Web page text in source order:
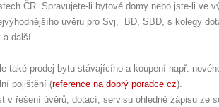
ČR. Spravujete-li bytové domy nebo jste-li ve
úvěru pro Svj, BD, SBD, s kolegy
a další.
také prodej bytu stávajícího a koupení např.
pojištění (reference na dobrý poradce cz).
v řešení úvěrů, dotací, servisu ohledně zápisu ze